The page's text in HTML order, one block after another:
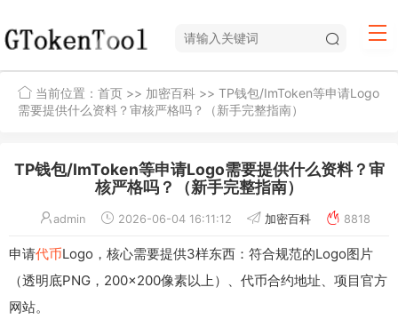
当前位置： 首页 >> 加密百科 >> TP钱包/ImToken等申请Logo
需要提供什么资料？审核严格吗？（新手完整指南）
TP钱包/ImToken等申请Logo需要提供什么资料？审
核严格吗？（新手完整指南）
admin 2026-06-04 16:11:12 加密百科 8818
申请代币Logo，核心需要提供3样东西：符合规范的Logo图片
（透明底PNG，200x200像素以上）、代币合约地址、项目官方
网站。